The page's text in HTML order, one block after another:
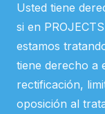
Usted tiene
si en
estamos
tiene derecho a
rectificación,
oposición al